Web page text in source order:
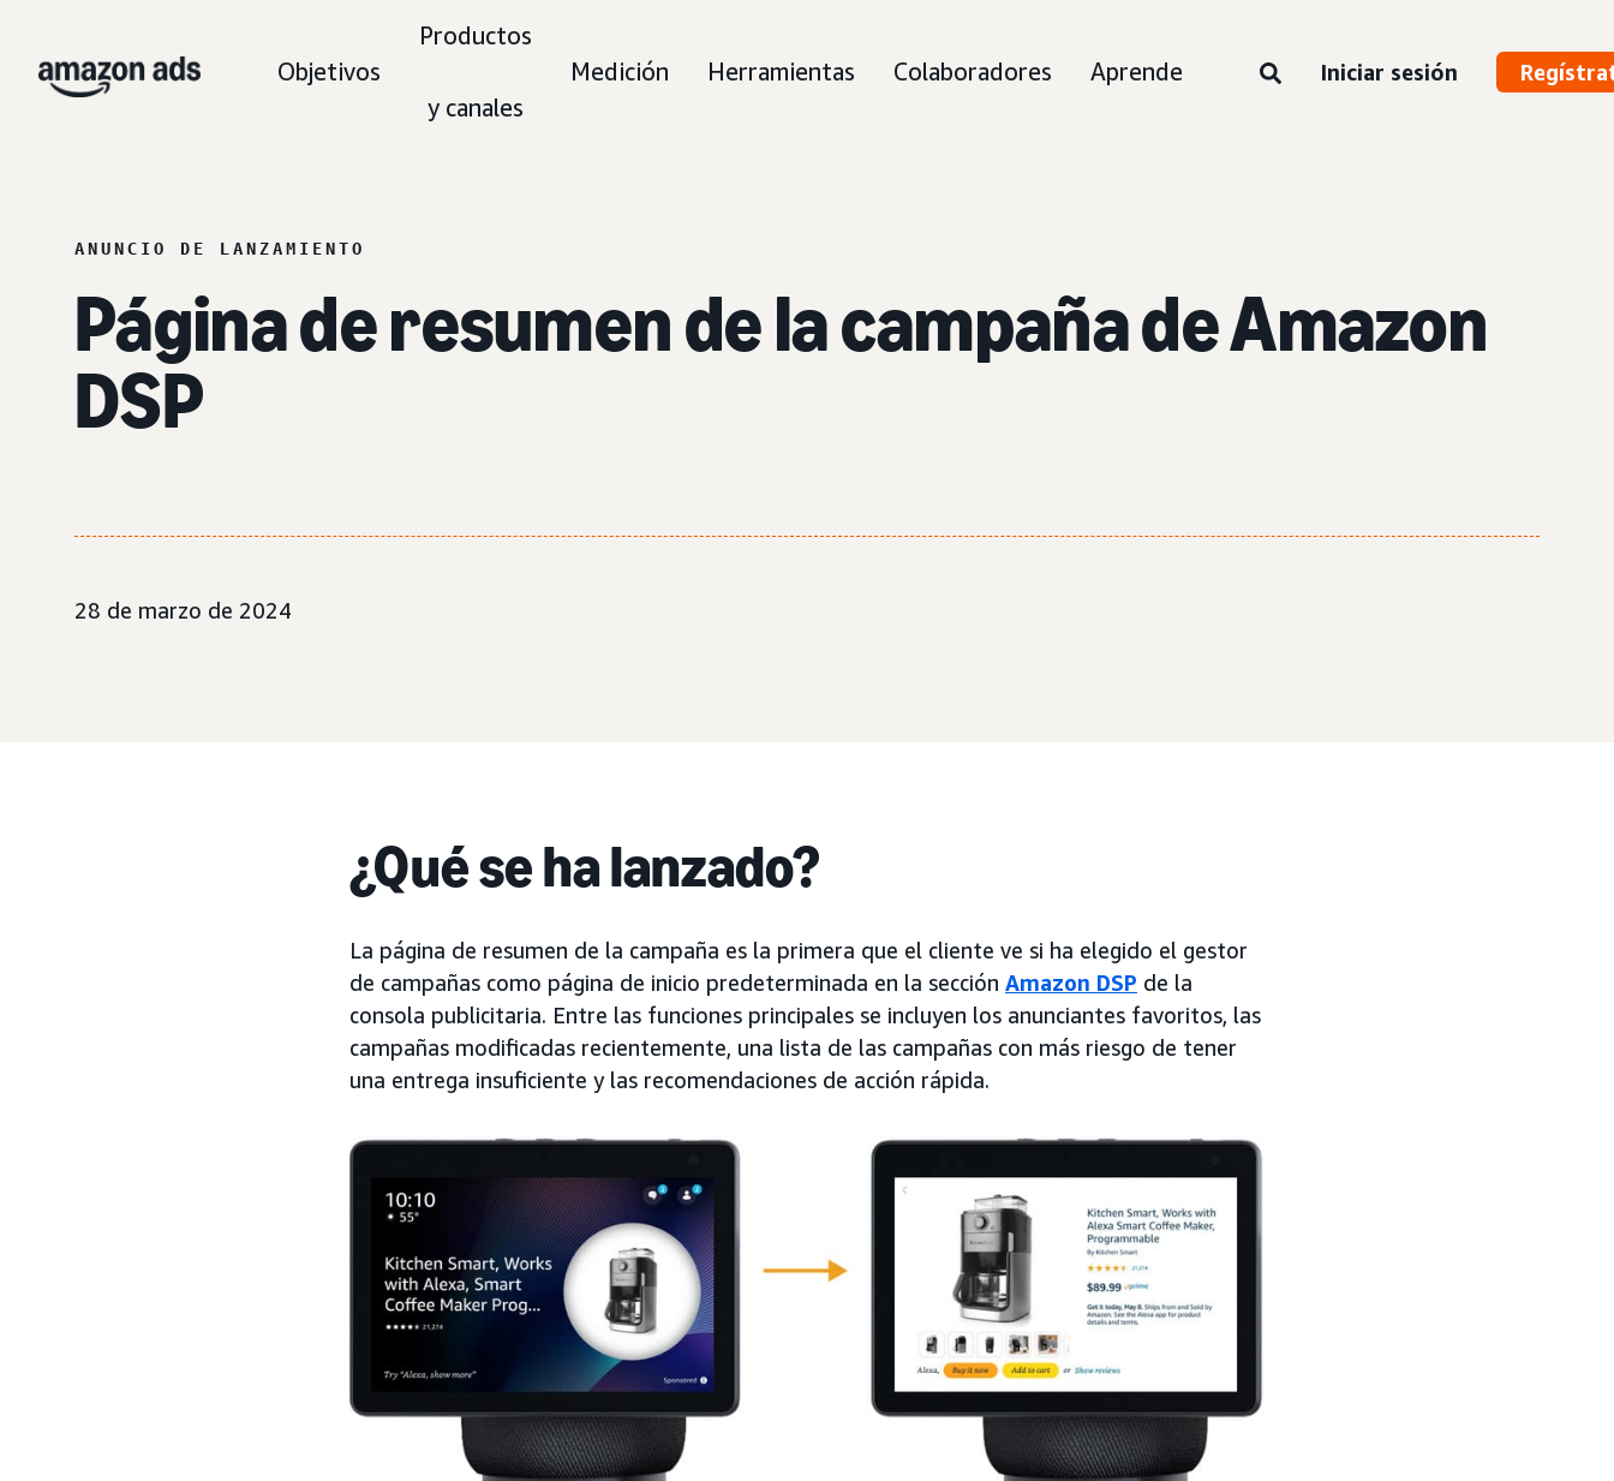
Objetivos
Productos
y canales
Medición Herramientas Colaboradores Aprende Iniciar sesión
ANUNCIO DE LANZAMIENTO
Página de resumen de la campaña de Amazon
DSP
28 de marzo de 2024
¿Qué se ha lanzado?
La página de resumen de la campaña es la primera que el cliente ve si ha elegido el gestor
de campañas como página de inicio predeterminada en la sección Amazon DSP de la
consola publicitaria. Entre las funciones principales se incluyen los anunciantes favoritos, las
campañas modificadas recientemente, una lista de las campañas con más riesgo de tener
una entrega insuficiente y las recomendaciones de acción rápida.